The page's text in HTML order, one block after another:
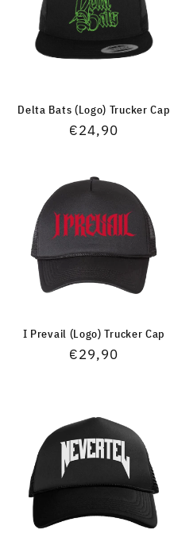
Delta Bats (Logo) Trucker Cap
Normaler
€24,90
I Prevail (Logo) Trucker Cap
Normaler
€29,90